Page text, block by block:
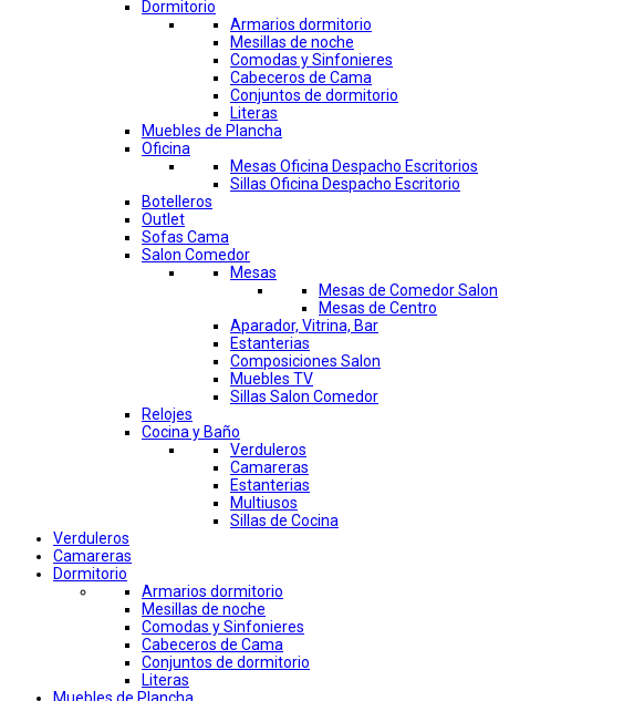
Dormitorio
Armarios dormitorio
Mesillas de noche
Comodas y Sinfonieres
Cabeceros de Cama
Conjuntos de dormitorio
Literas
Muebles de Plancha
Oficina
Mesas Oficina Despacho Escritorios
Sillas Oficina Despacho Escritorio
Botelleros
Outlet
Sofas Cama
Salon Comedor
Mesas
Mesas de Comedor Salon
Mesas de Centro
Aparador, Vitrina, Bar
Estanterias
Composiciones Salon
Muebles TV
Sillas Salon Comedor
Relojes
Cocina y Baño
Verduleros
Camareras
Estanterias
Multiusos
Sillas de Cocina
Verduleros
Camareras
Dormitorio
Armarios dormitorio
Mesillas de noche
Comodas y Sinfonieres
Cabeceros de Cama
Conjuntos de dormitorio
Literas